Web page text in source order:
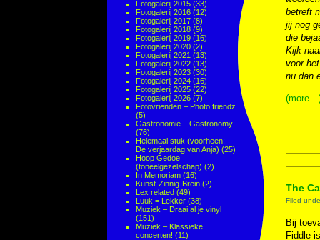
Fotogalerij 2015 (33)
Fotogalerij 2016 (12)
Fotogalerij 2017 (8)
Fotogalerij 2018 (9)
Fotogalerij 2019 (16)
Fotogalerij 2020 (2)
Fotogalerij 2021 (13)
Fotogalerij 2022 (13)
Fotogalerij 2023 (30)
Fotogalerij 2024 (16)
Fotogalerij 2025 (22)
Fotogalerij 2026 (7)
Fotovrienden – Photo friendz
(5)
Gastronomie – Gastronomy
(76)
Helemaal stuk (voorheen:
De verjaardag van Anja) (25)
Hoop Gedoe
(toneelgezelschap) (2)
In Memoriam (16)
Kunst-Zinnig-Brein (2)
Lex related (49)
Luuk = Lekker (38)
Muziek – Draai al je vinyl
(151)
Muziek – Klassieke
concerten! (11)
betreft
jij nog
die
Kijk
voor
nu dan
The
Filed
Bij
Fiddle